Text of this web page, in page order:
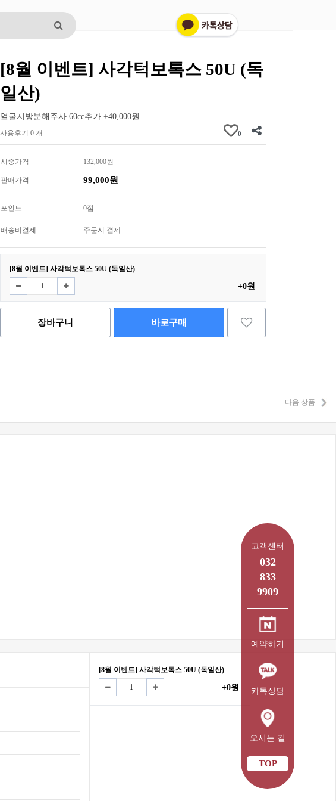
고객센터
032
833
9909
예약하기
카톡상담
오시는 길
TOP
[8월 이벤트] 사각턱보톡스 50U (독
일산)
얼굴지방분해주사 60cc추가 +40,000원
사용후기 0 개 0
시중가격 132,000원
판매가격 99,000원
포인트 0점
배송비결제 주문시 결제
[8월 이벤트] 사각턱보톡스 50U (독일산)
+0원
장바구니 바로구매
다음 상품
[8월 이벤트] 사각턱보톡스 50U (독일산)
+0원